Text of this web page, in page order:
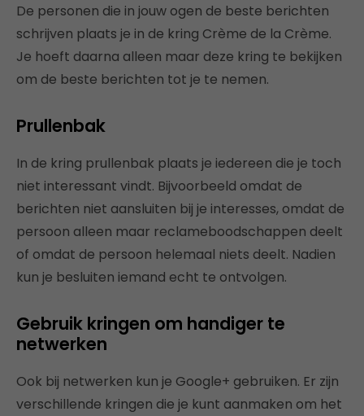
De personen die in jouw ogen de beste berichten
schrijven plaats je in de kring Crème de la Crème.
Je hoeft daarna alleen maar deze kring te bekijken
om de beste berichten tot je te nemen.
Prullenbak
In de kring prullenbak plaats je iedereen die je toch
niet interessant vindt. Bijvoorbeeld omdat de
berichten niet aansluiten bij je interesses, omdat de
persoon alleen maar reclameboodschappen deelt
of omdat de persoon helemaal niets deelt. Nadien
kun je besluiten iemand echt te ontvolgen.
Gebruik kringen om handiger te
netwerken
Ook bij netwerken kun je Google+ gebruiken. Er zijn
verschillende kringen die je kunt aanmaken om het